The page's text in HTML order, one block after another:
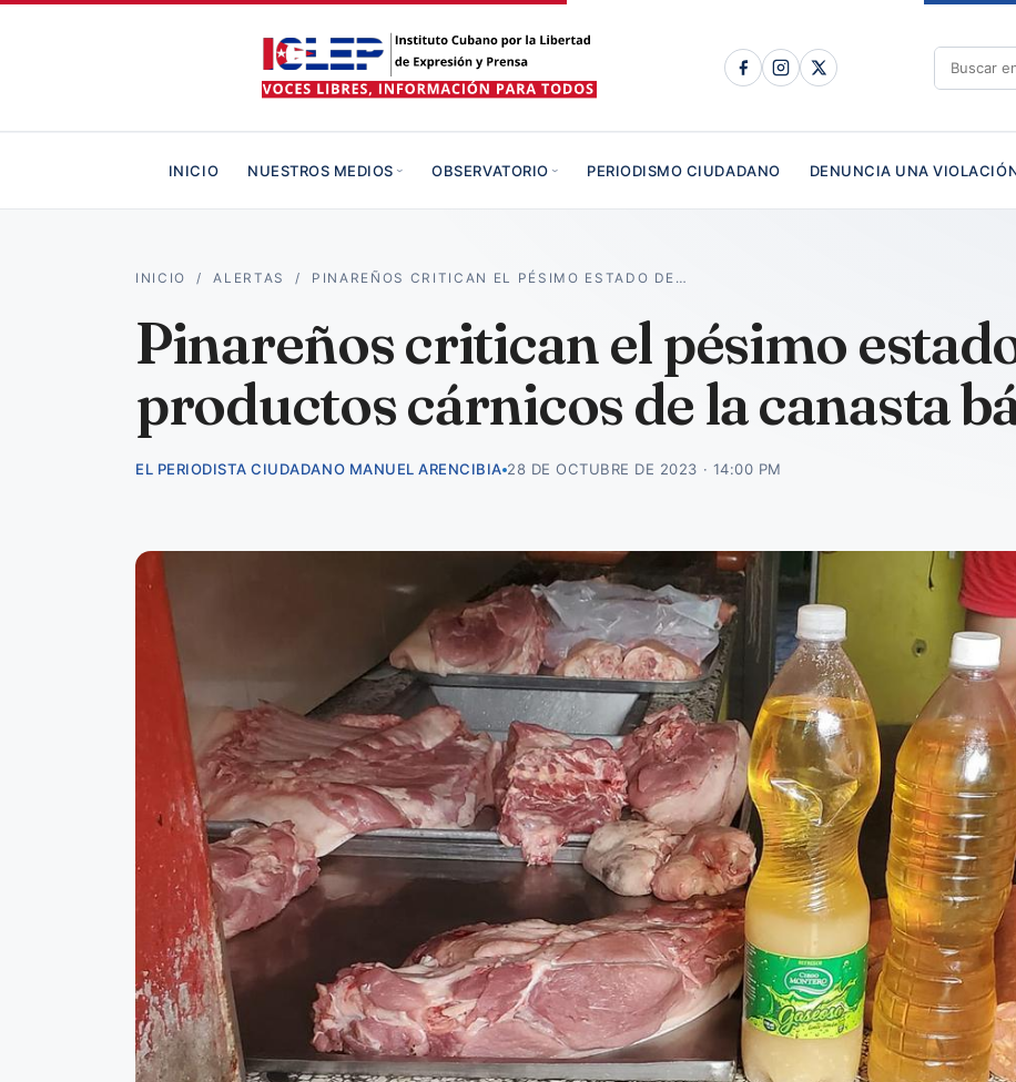
INICIO NUESTROS MEDIOS OBSERVATORIO PERIODISMO CIUDADANO DENUNCIA UNA
INICIO /ALERTAS / PINAREÑOS CRITICAN EL PÉSIMO ESTADO DE…
Pinareños critican el pésimo
productos cárnicos de la canasta
EL PERIODISTA CIUDADANO MANUEL ARENCIBIA 28 DE OCTUBRE DE 2023 · 14:00 PM